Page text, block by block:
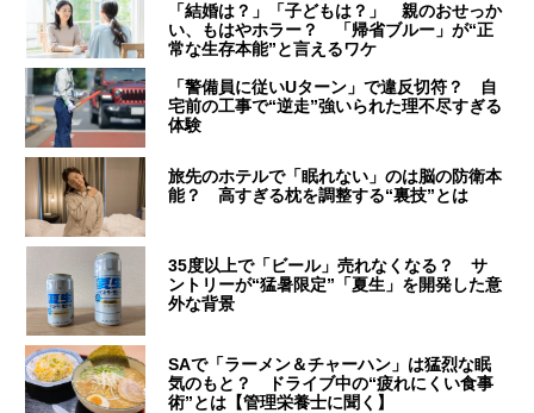
「結婚は？」「子どもは？」 親のおせっか
い、もはやホラー？ 「帰省ブルー」が“正
常な生存本能”と言えるワケ
「警備員に従いUターン」で違反切符？ 自
宅前の工事で“逆走”強いられた理不尽すぎる
体験
旅先のホテルで「眠れない」のは脳の防衛本
能？ 高すぎる枕を調整する“裏技”とは
35度以上で「ビール」売れなくなる？ サ
ントリーが“猛暑限定”「夏生」を開発した意
外な背景
SAで「ラーメン＆チャーハン」は猛烈な眠
気のもと？ ドライブ中の“疲れにくい食事
術”とは【管理栄養士に聞く】